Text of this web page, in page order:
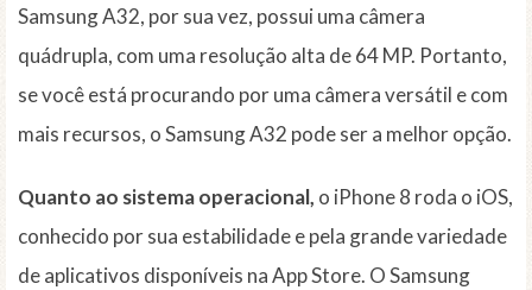
Samsung A32, por sua vez, possui uma câmera
quádrupla, com uma resolução alta de 64 MP. Portanto,
se você está procurando por uma câmera versátil e com
mais recursos, o Samsung A32 pode ser a melhor opção.
Quanto ao sistema operacional, o iPhone 8 roda o iOS,
conhecido por sua estabilidade e pela grande variedade
de aplicativos disponíveis na App Store. O Samsung